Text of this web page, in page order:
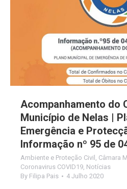
Acompanhamento do
Município de Nelas |
Emergência e
Informação nº 95 de
Ambiente e Proteção Civil Câmara
Coronavirus COVID19 Notícias
By Filipa Pais 4 Julho 2020